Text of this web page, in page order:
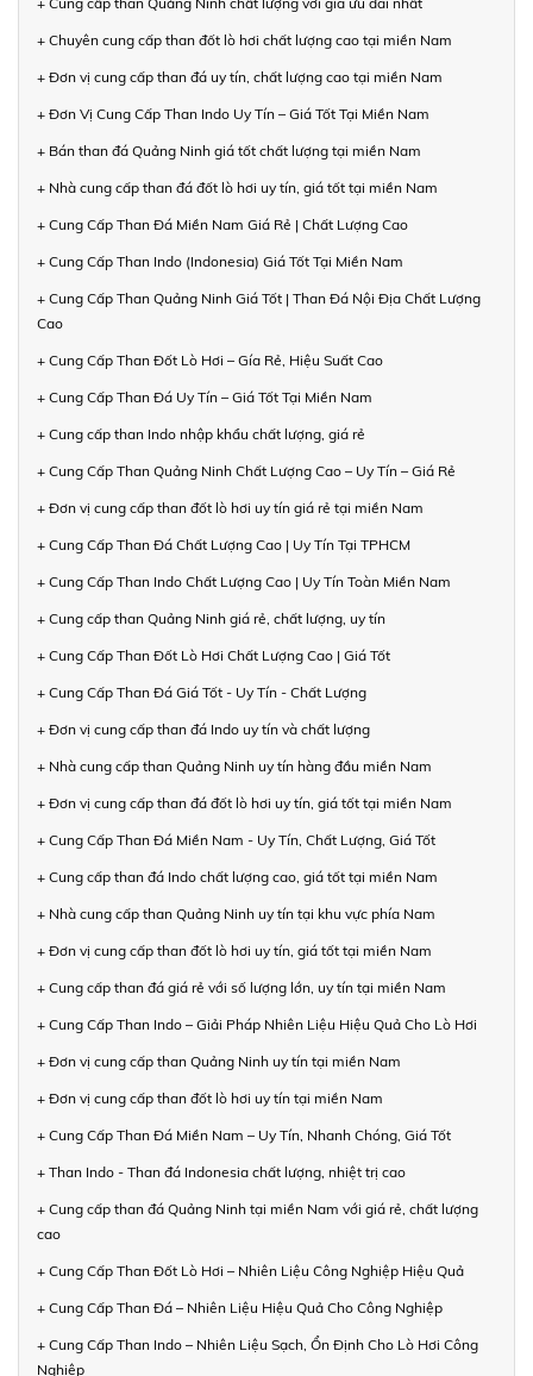
+ Chuyên cung cấp than đốt lò hơi chất lượng cao tại miền Nam
+ Đơn vị cung cấp than đá uy tín, chất lượng cao tại miền Nam
+ Đơn Vị Cung Cấp Than Indo Uy Tín – Giá Tốt Tại Miền Nam
+ Bán than đá Quảng Ninh giá tốt chất lượng tại miền Nam
+ Nhà cung cấp than đá đốt lò hơi uy tín, giá tốt tại miền Nam
+ Cung Cấp Than Đá Miền Nam Giá Rẻ | Chất Lượng Cao
+ Cung Cấp Than Indo (Indonesia) Giá Tốt Tại Miền Nam
+ Cung Cấp Than Quảng Ninh Giá Tốt | Than Đá Nội Địa Chất Lượng
Cao
+ Cung Cấp Than Đốt Lò Hơi – Gía Rẻ, Hiệu Suất Cao
+ Cung Cấp Than Đá Uy Tín – Giá Tốt Tại Miền Nam
+ Cung cấp than Indo nhập khẩu chất lượng, giá rẻ
+ Cung Cấp Than Quảng Ninh Chất Lượng Cao – Uy Tín – Giá Rẻ
+ Đơn vị cung cấp than đốt lò hơi uy tín giá rẻ tại miền Nam
+ Cung Cấp Than Đá Chất Lượng Cao | Uy Tín Tại TPHCM
+ Cung Cấp Than Indo Chất Lượng Cao | Uy Tín Toàn Miền Nam
+ Cung cấp than Quảng Ninh giá rẻ, chất lượng, uy tín
+ Cung Cấp Than Đốt Lò Hơi Chất Lượng Cao | Giá Tốt
+ Cung Cấp Than Đá Giá Tốt - Uy Tín - Chất Lượng
+ Đơn vị cung cấp than đá Indo uy tín và chất lượng
+ Nhà cung cấp than Quảng Ninh uy tín hàng đầu miền Nam
+ Đơn vị cung cấp than đá đốt lò hơi uy tín, giá tốt tại miền Nam
+ Cung Cấp Than Đá Miền Nam - Uy Tín, Chất Lượng, Giá Tốt
+ Cung cấp than đá Indo chất lượng cao, giá tốt tại miền Nam
+ Nhà cung cấp than Quảng Ninh uy tín tại khu vực phía Nam
+ Đơn vị cung cấp than đốt lò hơi uy tín, giá tốt tại miền Nam
+ Cung cấp than đá giá rẻ với số lượng lớn, uy tín tại miền Nam
+ Cung Cấp Than Indo – Giải Pháp Nhiên Liệu Hiệu Quả Cho Lò Hơi
+ Đơn vị cung cấp than Quảng Ninh uy tín tại miền Nam
+ Đơn vị cung cấp than đốt lò hơi uy tín tại miền Nam
+ Cung Cấp Than Đá Miền Nam – Uy Tín, Nhanh Chóng, Giá Tốt
+ Than Indo - Than đá Indonesia chất lượng, nhiệt trị cao
+ Cung cấp than đá Quảng Ninh tại miền Nam với giá rẻ, chất lượng
cao
+ Cung Cấp Than Đốt Lò Hơi – Nhiên Liệu Công Nghiệp Hiệu Quả
+ Cung Cấp Than Đá – Nhiên Liệu Hiệu Quả Cho Công Nghiệp
+ Cung Cấp Than Indo – Nhiên Liệu Sạch, Ổn Định Cho Lò Hơi Công
Nghiệp